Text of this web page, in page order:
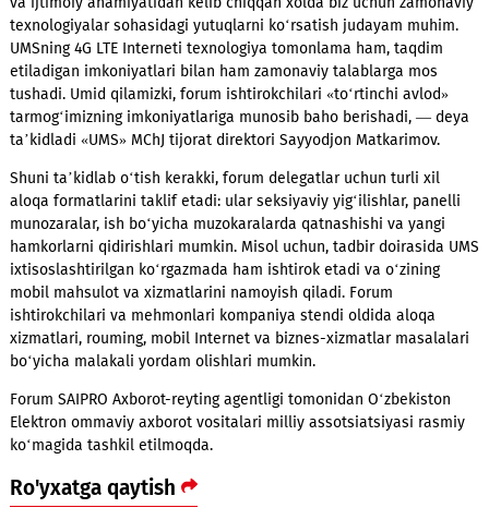
tarmog‘ini yo‘lga qo‘yishda ham ishtirok etmoqda.
— Yosh UMS mobil operatori bunday tadbirlarda rasmiy
telekommunikatsion hamkor sifatida ilk bor ishtirok
Forumning xalqaro miqyosda bo‘layotgani, uning mavzusi
va ijtimoiy ahamiyatidan kelib chiqqan xolda biz uchun
UMSning 4G LTE Interneti texnologiya tomonlama ham,
etiladigan imkoniyatlari bilan ham zamonaviy talablarga mos
tushadi. Umid qilamizki, forum ishtirokchilari «to‘rtinchi
tarmog‘imizning imkoniyatlariga munosib baho berishadi, —
ta’kidladi «UMS» MChJ tijorat direktori Sayyodjon Matkarimov.
Shuni ta’kidlab o‘tish kerakki, forum delegatlar uchun turli xil
aloqa formatlarini taklif etadi: ular seksiyaviy yig‘ilishlar,
munozaralar, ish bo‘yicha muzokaralarda qatnashishi va
hamkorlarni qidirishlari mumkin. Misol uchun, tadbir
ixtisoslashtirilgan ko‘rgazmada ham ishtirok etadi va o‘zining
mobil mahsulot va xizmatlarini namoyish qiladi. Forum
ishtirokchilari va mehmonlari kompaniya stendi oldida aloqa
xizmatlari, rouming, mobil Internet va